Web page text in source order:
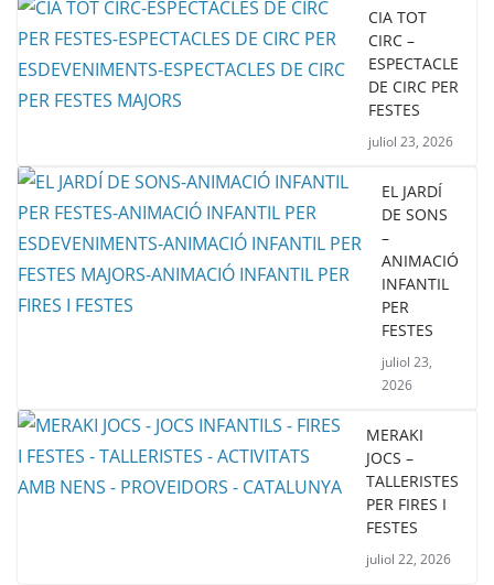
CIA TOT
CIRC –
ESPECTACLE
DE CIRC PER
FESTES
juliol 23, 2026
EL JARDÍ
DE SONS
–
ANIMACIÓ
INFANTIL
PER
FESTES
juliol 23,
2026
MERAKI
JOCS –
TALLERISTES
PER FIRES I
FESTES
juliol 22, 2026